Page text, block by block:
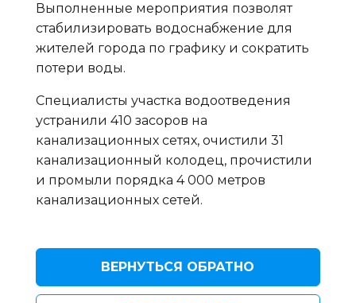
Выполненные мероприятия позволят
стабилизировать водоснабжение для
жителей города по графику и сократить
потери воды.
Специалисты участка водоотведения
устранили 410 засоров на
канализационных сетях, очистили 31
канализационный колодец, прочистили
и промыли порядка 4 000 метров
канализационных сетей.
ВЕРНУТЬСЯ ОБРАТНО